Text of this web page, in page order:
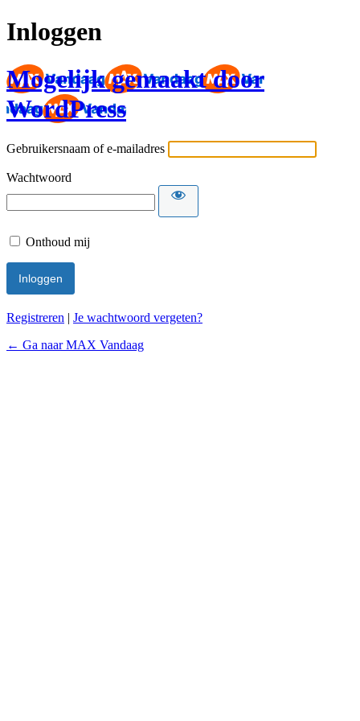
Inloggen
Mogelijk gemaakt door
WordPress
Gebruikersnaam of e-mailadres
Wachtwoord
Onthoud mij
Registreren | Je wachtwoord vergeten?
← Ga naar MAX Vandaag